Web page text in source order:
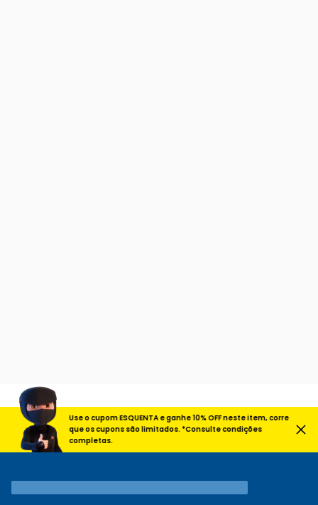
Use o cupom ESQUENTA e ganhe 10% OFF neste item, corre
que os cupons são limitados. *Consulte condições
completas.